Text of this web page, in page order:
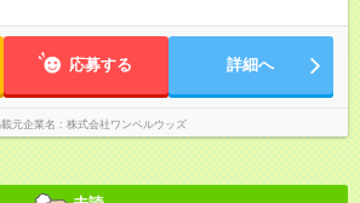
応募する 詳細へ
元企業名 株式会社ワンベルウッズ